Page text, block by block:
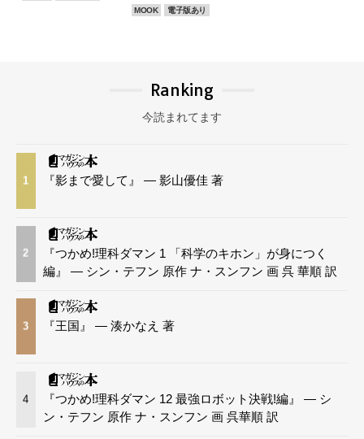
MOOK 電子版あり
Ranking
今読まれてます
1 『影まで愛して』 — 影山優佳 著
2
『つかめ!理科ダマン 1 「科学のキホン」が身につく
編』 — シン・テフン 原作 ナ・スンフン 画 呉 華順 訳
3 『王国』 — 湊かなえ 著
4
『つかめ!理科ダマン 12 最強ロボット決戦!編』 — シ
ン・テフン 原作 ナ・スンフン 画 呉華順 訳